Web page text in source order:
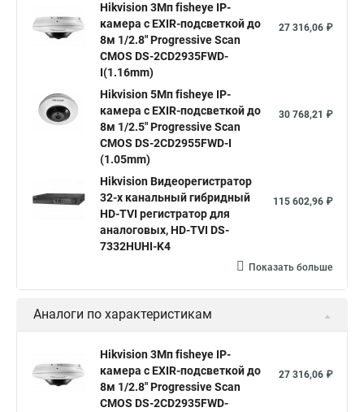
Hikvision купить Hikvision уличная ip камера
Hikvision poe
Hikvision 2 8 mm Hikvision camera Hikvision 2cd1148 i b
Видеонаблюдение Ip видеокамеры
Hikvision 2cd2142fwd
Hikvision ds 2cd1148 hikvision ds 2cd1148 i b
hikvision ds 2cd2042wd i Видеокамера hikvision
Видеокамеры hikvision ds
Камера Hikvision ds 2ce16d8t
Видеокамера hikvision hiwatch
Камера Hikvision ds 2cd2442fwd
Уличная камера Hikvision ip camera
Hikvision поворотная камера Hikvision купольная
Hikvision 3Мп fisheye IP-
камера c EXIR-подсветкой до
8м 1/2.8" Progressive Scan
CMOS DS-2CD2935FWD-
I(1.16mm)
27 316,06 ₽
Hikvision 5Мп fisheye IP-
камера c EXIR-подсветкой до
8м 1/2.5" Progressive Scan
CMOS DS-2CD2955FWD-I
(1.05mm)
30 768,21 ₽
Hikvision Видеорегистратор
32-х канальный гибридный
HD-TVI регистратор для
аналоговых, HD-TVI DS-
7332HUHI-K4
115 602,96 ₽
Показать больше
Аналоги по характеристикам
Hikvision 3Мп fisheye IP-
камера c EXIR-подсветкой до
8м 1/2.8" Progressive Scan
CMOS DS-2CD2935FWD-
27 316,06 ₽